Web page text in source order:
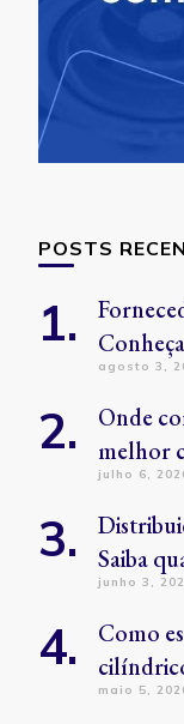
POSTS
agosto 3,
Onde
melhor
julho 6,
Saiba
junho 3,
Como
maio 5,